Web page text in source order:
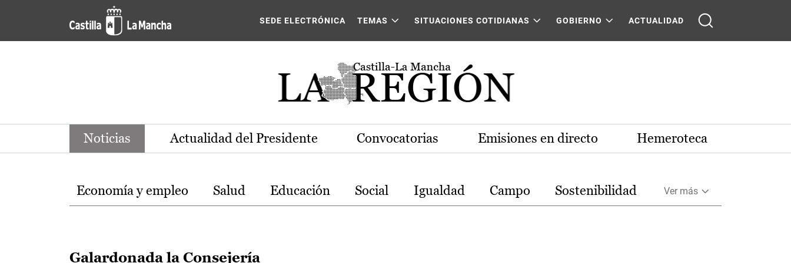
Pasar al contenido principal
Noticias de la región de Castilla-La Mancha
SEDE ELECTRÓNICA TEMAS SITUACIONES COTIDIANAS GOBIERNO ACTUALIDAD
Noticias Actualidad del Presidente Convocatorias Emisiones en directo Hemeroteca
Temas
Economía y empleo Salud Educación Social Igualdad Campo Sostenibilidad Ver más
Galardonada la Consejería